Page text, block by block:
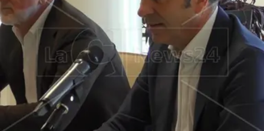
AMBIENTE
SOCIETÀ
CULTURA
ECONOMIA E LAVORO
EVENTI